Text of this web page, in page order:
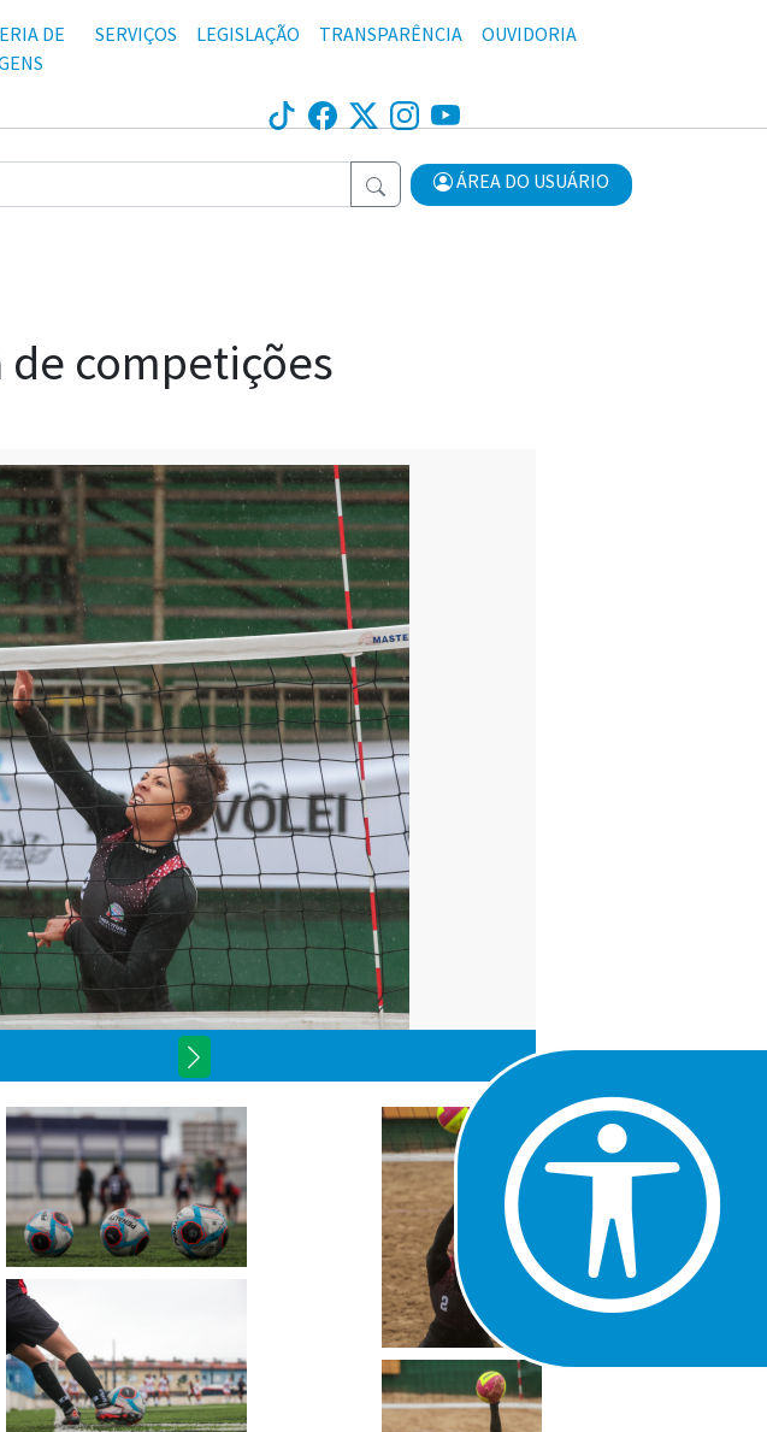
DE
SERVIÇOS LEGISLAÇÃO TRANSPARÊNCIA OUVIDORIA
ÁREA DO USUÁRIO
competições